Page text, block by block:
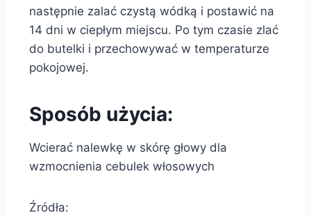
następnie zalać czystą wódką i postawić na
14 dni w ciepłym miejscu. Po tym czasie zlać
do butelki i przechowywać w temperaturze
pokojowej.
Sposób użycia:
Wcierać nalewkę w skórę głowy dla
wzmocnienia cebulek włosowych
Źródła: